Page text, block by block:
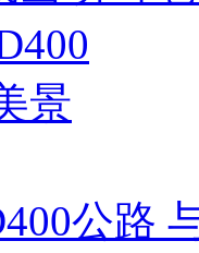
公路